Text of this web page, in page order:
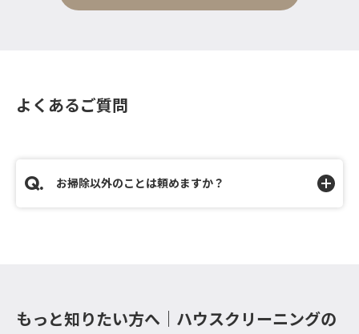
よくあるご質問
お掃除以外のことは頼めますか？
もっと知りたい方へ｜ハウスクリーニングの